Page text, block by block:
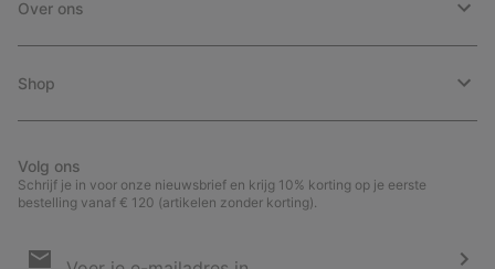
Over ons
Shop
Volg ons
Schrijf je in voor onze nieuwsbrief en krijg 10% korting op je eerste
bestelling vanaf € 120 (artikelen zonder korting).
voor